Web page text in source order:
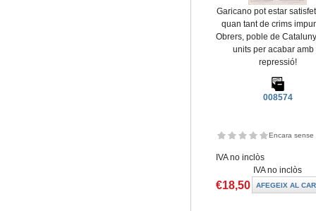
Garicano pot estar
quan tant de crims
Obrers, poble de
units per acabar amb
repressió!
008574
Encara sense
IVA no inclòs
IVA no inclòs
€18,50